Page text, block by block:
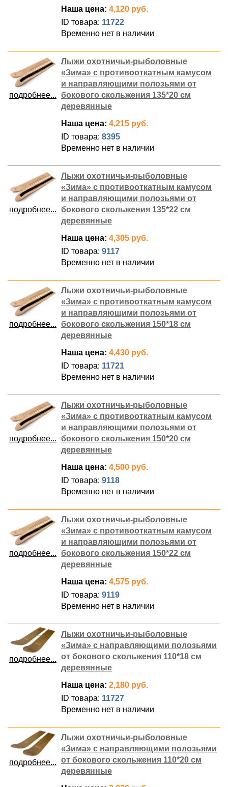
Наша цена: 4,120 руб.
ID товара: 11722
Временно нет в наличии
подробнее...
Лыжи охотничьи-рыболовные
«Зима» с противооткатным камусом
и направляющими полозьями от
бокового скольжения 135*20 см
деревянные
Наша цена: 4,215 руб.
ID товара: 8395
Временно нет в наличии
подробнее...
Лыжи охотничьи-рыболовные
«Зима» с противооткатным камусом
и направляющими полозьями от
бокового скольжения 135*22 см
деревянные
Наша цена: 4,305 руб.
ID товара: 9117
Временно нет в наличии
подробнее...
Лыжи охотничьи-рыболовные
«Зима» с противооткатным камусом
и направляющими полозьями от
бокового скольжения 150*18 см
деревянные
Наша цена: 4,430 руб.
ID товара: 11721
Временно нет в наличии
подробнее...
Лыжи охотничьи-рыболовные
«Зима» с противооткатным камусом
и направляющими полозьями от
бокового скольжения 150*20 см
деревянные
Наша цена: 4,500 руб.
ID товара: 9118
Временно нет в наличии
подробнее...
Лыжи охотничьи-рыболовные
«Зима» с противооткатным камусом
и направляющими полозьями от
бокового скольжения 150*22 см
деревянные
Наша цена: 4,575 руб.
ID товара: 9119
Временно нет в наличии
подробнее...
Лыжи охотничьи-рыболовные
«Зима» с направляющими полозьями
от бокового скольжения 110*18 см
деревянные
Наша цена: 2,180 руб.
ID товара: 11727
Временно нет в наличии
подробнее...
Лыжи охотничьи-рыболовные
«Зима» с направляющими полозьями
от бокового скольжения 110*20 см
деревянные